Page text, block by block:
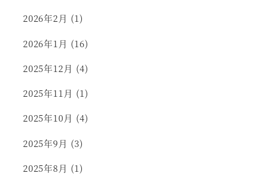
2026年2月 (1)
2026年1月 (16)
2025年12月 (4)
2025年11月 (1)
2025年10月 (4)
2025年9月 (3)
2025年8月 (1)